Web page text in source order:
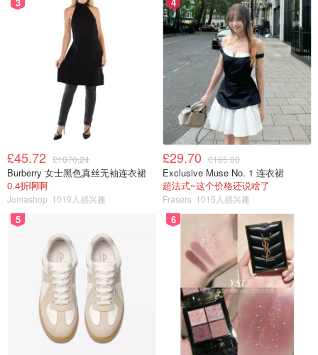
£45.72 £1070.24
Burberry 女士黑色真丝无袖连衣裙
0.4折啊啊
Jomashop 1019人感兴趣
£29.70 £165.00
Exclusive Muse No. 1 连衣裙
超法式~这个价格还说啥了
Frasers 1015人感兴趣
5 6